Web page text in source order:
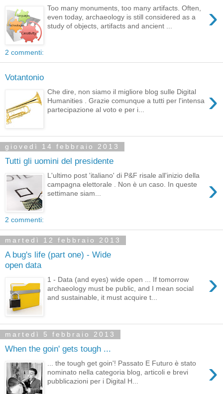
›
Too many monuments, too many artifacts. Often,
even today, archaeology is still considered as a
study of objects, artifacts and ancient ...
2 commenti:
Votantonio
›
Che dire, non siamo il migliore blog sulle Digital
Humanities . Grazie comunque a tutti per l'intensa
partecipazione al voto e per i...
giovedì 14 febbraio 2013
Tutti gli uomini del presidente
›
L'ultimo post 'italiano' di P&F risale all'inizio della
campagna elettorale . Non è un caso. In queste
settimane siam...
2 commenti:
martedì 12 febbraio 2013
A bug's life (part one) - Wide
open data
›
1 - Data (and eyes) wide open ... If tomorrow
archaeology must be public, and I mean social
and sustainable, it must acquire t...
martedì 5 febbraio 2013
When the goin' gets tough ...
›
... the tough get goin'! Passato E Futuro è stato
nominato nella categoria blog, articoli e brevi
pubblicazioni per i Digital H...